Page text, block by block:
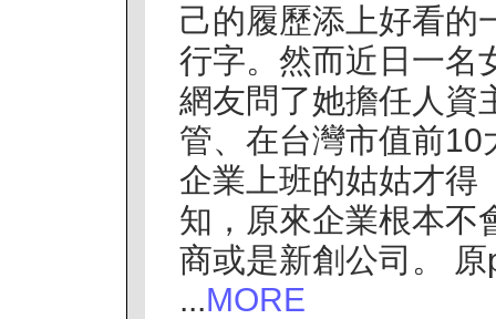
己的履歷添上好看的
行字。然而近日一名
網友問了她擔任人資
管、在台灣市值前10
企業上班的姑姑才得
知，原來企業根本不
商或是新創公司。
...MORE